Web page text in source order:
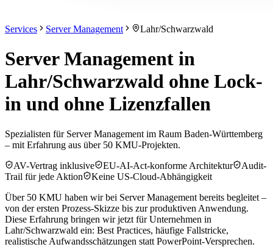
Services Server Management Lahr/Schwarzwald
Server Management in
Lahr/Schwarzwald ohne Lock-
in und ohne Lizenzfallen
Spezialisten für Server Management im Raum Baden-Württemberg
– mit Erfahrung aus über 50 KMU-Projekten.
AV-Vertrag inklusive
EU-AI-Act-konforme Architektur
Audit-
Trail für jede Aktion
Keine US-Cloud-Abhängigkeit
Über 50 KMU haben wir bei Server Management bereits begleitet –
von der ersten Prozess-Skizze bis zur produktiven Anwendung.
Diese Erfahrung bringen wir jetzt für Unternehmen in
Lahr/Schwarzwald ein: Best Practices, häufige Fallstricke,
realistische Aufwandsschätzungen statt PowerPoint-Versprechen.